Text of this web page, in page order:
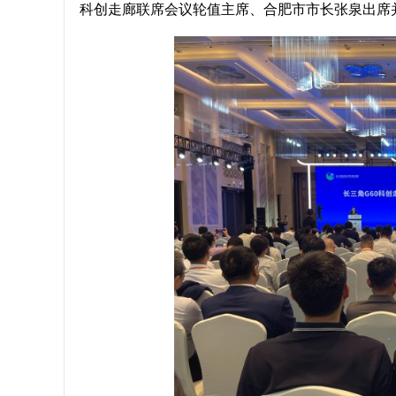
科创走廊联席会议轮值主席、合肥市市长张泉出席